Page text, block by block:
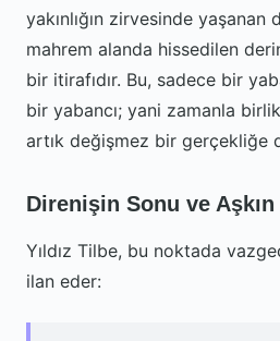
yakınlığın zirvesinde yaşanan
mahrem alanda hissedilen
bir itirafıdır. Bu, sadece bir
bir yabancı; yani zamanla
artık değişmez bir gerçekliğe
Direnişin Sonu ve Aşkın
Yıldız Tilbe, bu noktada
ilan eder: